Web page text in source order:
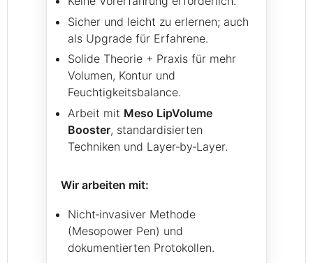
Sicher und leicht zu erlernen; auch
als Upgrade für Erfahrene.
Solide Theorie + Praxis für mehr
Volumen, Kontur und
Feuchtigkeitsbalance.
Arbeit mit Meso LipVolume
Booster, standardisierten
Techniken und Layer‑by‑Layer.
Wir arbeiten mit:
Nicht‑invasiver Methode
(Mesopower Pen) und
dokumentierten Protokollen.